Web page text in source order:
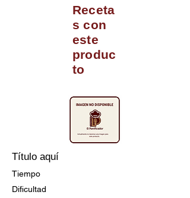
Receta
s con
este
produc
to
Título aquí
Tiempo
Dificultad